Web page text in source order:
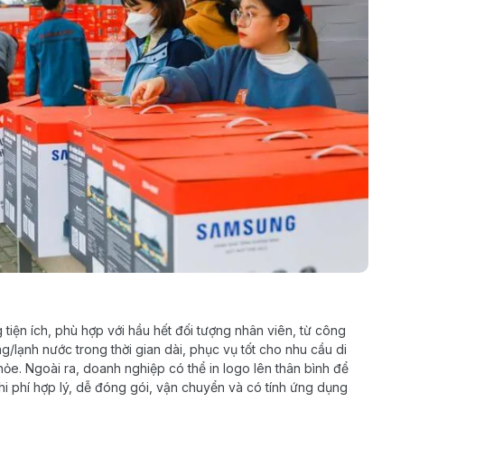
ích, phù hợp với hầu hết đối tượng nhân viên, từ công
lạnh nước trong thời gian dài, phục vụ tốt cho nhu cầu di
Ngoài ra, doanh nghiệp có thể in logo lên thân bình để
phí hợp lý, dễ đóng gói, vận chuyển và có tính ứng dụng